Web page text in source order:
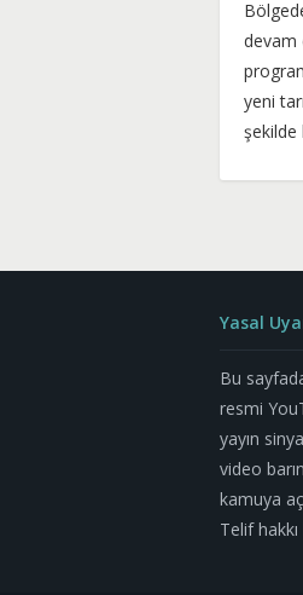
devam
yeni
şekilde
Yasal
Bu
resmi
yayın
video
kamuya
Telif